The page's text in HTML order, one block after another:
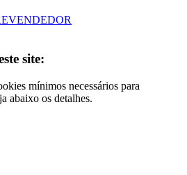
site:
mínimos necessários para
abaixo os detalhes.